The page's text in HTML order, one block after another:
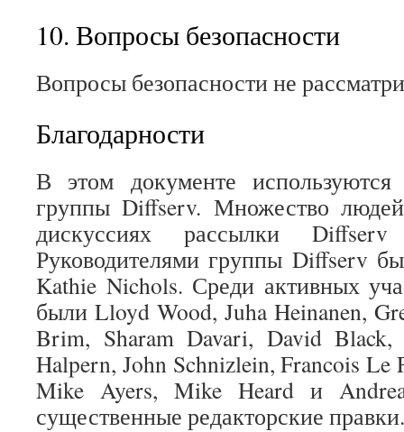
10. Вопросы безопасности
Вопросы безопасности не
Благодарности
В этом документе используются
группы Diffserv. Множество
дискуссиях рассылки
Руководителями группы Diffserv
Kathie Nichols. Среди активных
были Lloyd Wood, Juha Heinanen,
Brim, Sharam Davari, David Black,
Halpern, John Schnizlein, Francois Le
Mike Ayers, Mike Heard и
существенные редакторские правки.